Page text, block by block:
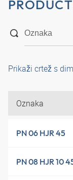
Prikaži crtež s
Oznaka
PN 06 HJR 45
PN 08 HJR 10